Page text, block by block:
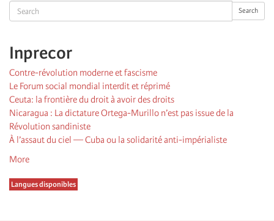
Search Search
Inprecor
Contre-révolution moderne et fascisme
Le Forum social mondial interdit et réprimé
Ceuta: la frontière du droit à avoir des droits
Nicaragua : La dictature Ortega-Murillo n’est pas issue de la
Révolution sandiniste
À l’assaut du ciel — Cuba ou la solidarité anti-impérialiste
More
Langues disponibles